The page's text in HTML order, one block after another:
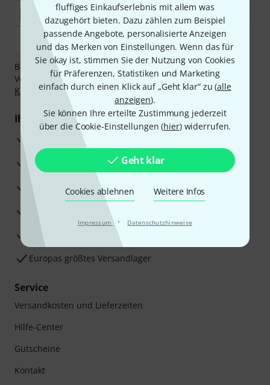
fluffiges Einkaufserlebnis mit allem was
dazugehört bieten. Dazu zählen zum Beispiel
passende Angebote, personalisierte Anzeigen
und das Merken von Einstellungen. Wenn das für
Sie okay ist, stimmen Sie der Nutzung von Cookies
für Präferenzen, Statistiken und Marketing
einfach durch einen Klick auf „Geht klar“ zu (alle
anzeigen).
Sie können Ihre erteilte Zustimmung jederzeit
über die Cookie-Einstellungen (hier) widerrufen.
Geht klar
Cookies ablehnen Weitere Infos
Impressum · Datenschutzhinweise
Bezahlen Sie vertraulich und sicher per Nachnahme,
Vorkasse, PayPal, Amazon Pay,Klarna Sofort bezahlen
Klarna Ratenzahlungoder Kreditkarte.
Ihre Vorteile
3 Jahre Thomann Garantie
30 Tage Money-Back-Garantie
Reparaturservice
Beratung durch Fachexperten
Zufriedenheitsgarantie
Europas größtes Versandlager
Service
Versandkosten und Lieferzeiten
Hilfe-Center
Gutscheine
Kontakt